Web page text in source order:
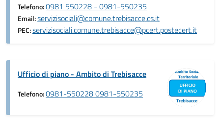
Telefono:0981 550228 - 0981-550235
Email:servizisociali@comune.trebisacce.cs.it
PEC:servizisociali.comune.trebisacce@pcert.postecert.it
Ufficio di piano - Ambito di Trebisacce
Telefono:0981-550228 0981-550235